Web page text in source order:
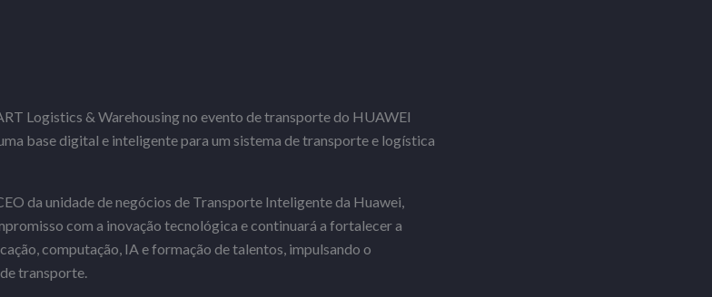
Logistics & Warehousing no evento de transporte do HUAWEI
base digital e inteligente para um sistema de transporte e logística
da unidade de negócios de Transporte Inteligente da Huawei,
com a inovação tecnológica e continuará a fortalecer a
computação, IA e formação de talentos, impulsando o
transporte.